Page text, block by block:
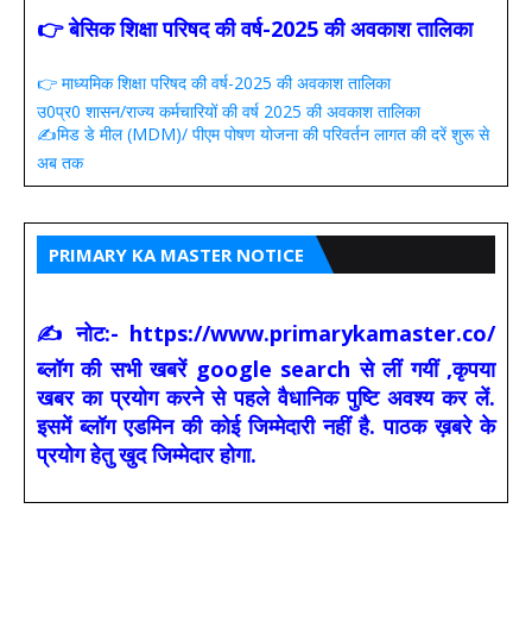
👉 बेसिक शिक्षा परिषद की वर्ष-2025 की अवकाश तालिका
👉 माध्यमिक शिक्षा परिषद की वर्ष-2025 की अवकाश तालिका
उ0प्र0 शासन/राज्य कर्मचारियों की वर्ष 2025 की अवकाश तालिका
✍️मिड डे मील (MDM)/ पीएम पोषण योजना की परिवर्तन लागत की दरें शुरू से
अब तक
PRIMARY KA MASTER NOTICE
✍ नोट:- https://www.primarykamaster.co/
ब्लॉग की सभी खबरें google search से लीं गयीं ,कृपया
खबर का प्रयोग करने से पहले वैधानिक पुष्टि अवश्य कर लें.
इसमें ब्लॉग एडमिन की कोई जिम्मेदारी नहीं है. पाठक ख़बरे के
प्रयोग हेतु खुद जिम्मेदार होगा.